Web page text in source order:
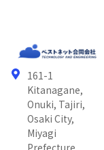
161-1
Kitanagane,
Onuki, Tajiri,
Osaki City,
Miyagi